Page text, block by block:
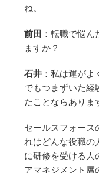
ね。
前田 ：転職で悩
ますか？
石井 ：私は運が
でもつまずいた経
たことならありま
セールスフォース
れはどんな役職の
に研修を受ける人
アマネジメント層